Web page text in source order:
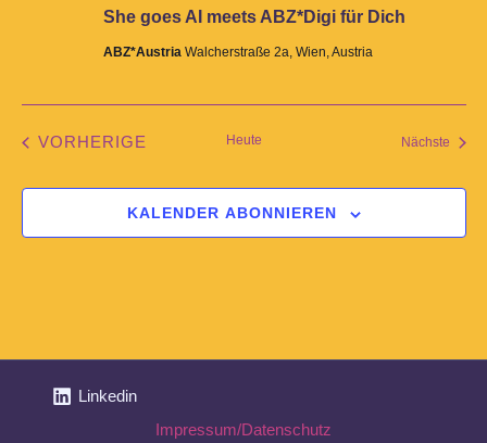
She goes AI meets ABZ*Digi für Dich
ABZ*Austria Walcherstraße 2a, Wien, Austria
VORHERIGE
Heute Nächste
KALENDER ABONNIEREN
Linkedin
Impressum/Datenschutz